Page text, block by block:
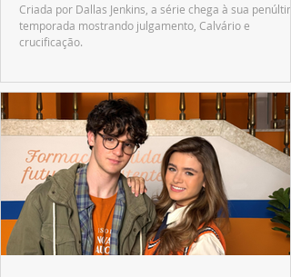
Criada por Dallas Jenkins, a série chega à sua
temporada mostrando julgamento, Calvário e
crucificação.